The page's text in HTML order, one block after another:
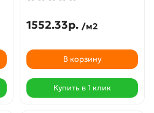
1552.33р. /м2
В корзину
Купить в 1 клик